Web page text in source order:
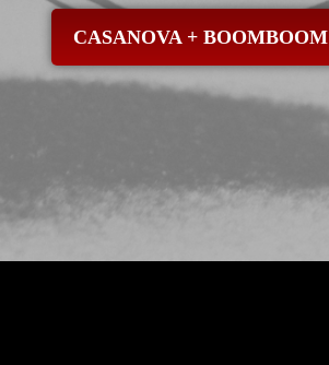
CASANOVA + BOOMBOOM